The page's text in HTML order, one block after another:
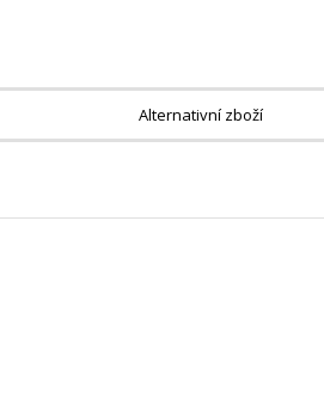
Alternativní zboží